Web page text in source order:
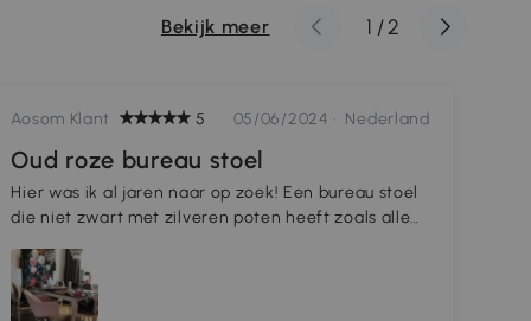
Bekijk meer 1 /2
Aosom Klant 5 05/06/2024 · Nederland
Oud roze bureau stoel
Hier was ik al jaren naar op zoek! Een bureau stoel
die niet zwart met zilveren poten heeft zoals alle
huiskamer en past bij mijn brocante interieur😊 top
design en de goedkoopste prijs die ik kon vinden.
Keurig en vlot bezorgd aan huis.